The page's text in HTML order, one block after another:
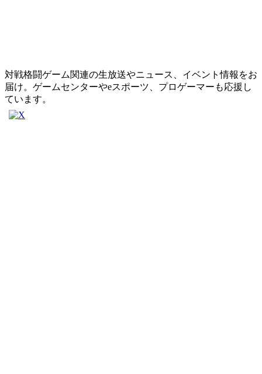
対戦格闘ゲーム関連の生放送やニュース、イベント情報をお
届け。ゲームセンターやeスポーツ、プロゲーマーも応援し
ています。